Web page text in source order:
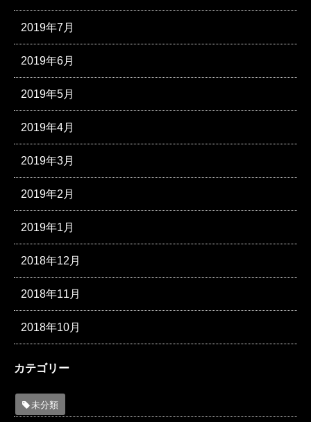
2019年7月
2019年6月
2019年5月
2019年4月
2019年3月
2019年2月
2019年1月
2018年12月
2018年11月
2018年10月
カテゴリー
未分類